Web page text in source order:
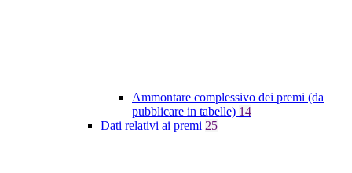
Ammontare complessivo dei premi (da
pubblicare in tabelle) 14
Dati relativi ai premi 25